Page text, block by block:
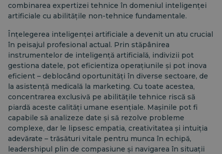
combinarea expertizei tehnice în domeniul inteligenței
artificiale cu abilitățile non-tehnice fundamentale.
Înțelegerea inteligenței artificiale a devenit un atu crucial
în peisajul profesional actual. Prin stăpânirea
instrumentelor de inteligență artificială, indivizii pot
gestiona datele, pot eficientiza operațiunile și pot inova
eficient – deblocând oportunități în diverse sectoare, de
la asistență medicală la marketing. Cu toate acestea,
concentrarea exclusivă pe abilitățile tehnice riscă să
piardă aceste calități umane esențiale. Mașinile pot fi
capabile să analizeze date și să rezolve probleme
complexe, dar le lipsesc empatia, creativitatea și intuiția
adevărate – trăsături vitale pentru munca în echipă,
leadershipul plin de compasiune și navigarea în situații